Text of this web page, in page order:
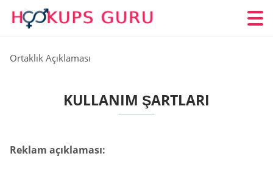
Ortaklık Açıklaması
KULLANIM ŞARTLARI
Reklam açıklaması: